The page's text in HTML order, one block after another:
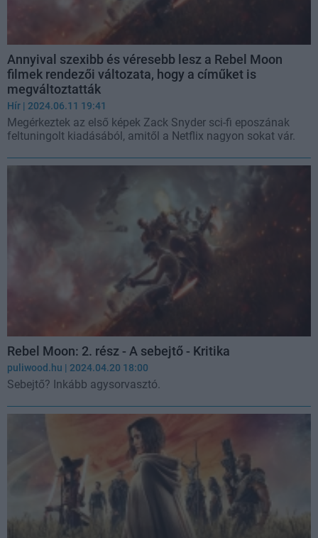
Annyival szexibb és véresebb lesz a Rebel Moon
filmek rendezői változata, hogy a címűket is
megváltoztatták
Hír | 2024.06.11 19:41
Megérkeztek az első képek Zack Snyder sci-fi eposzának
feltuningolt kiadásából, amitől a Netflix nagyon sokat vár.
Rebel Moon: 2. rész - A sebejtő - Kritika
puliwood.hu | 2024.04.20 18:00
Sebejtő? Inkább agysorvasztó.